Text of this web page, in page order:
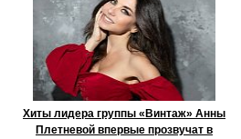
Хиты лидера группы «Винтаж» Анны
Плетневой впервые прозвучат в